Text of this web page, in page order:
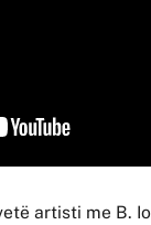
artisti me B.